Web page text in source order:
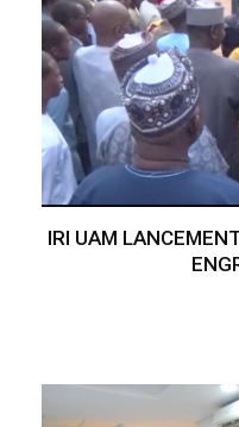
IRI UAM